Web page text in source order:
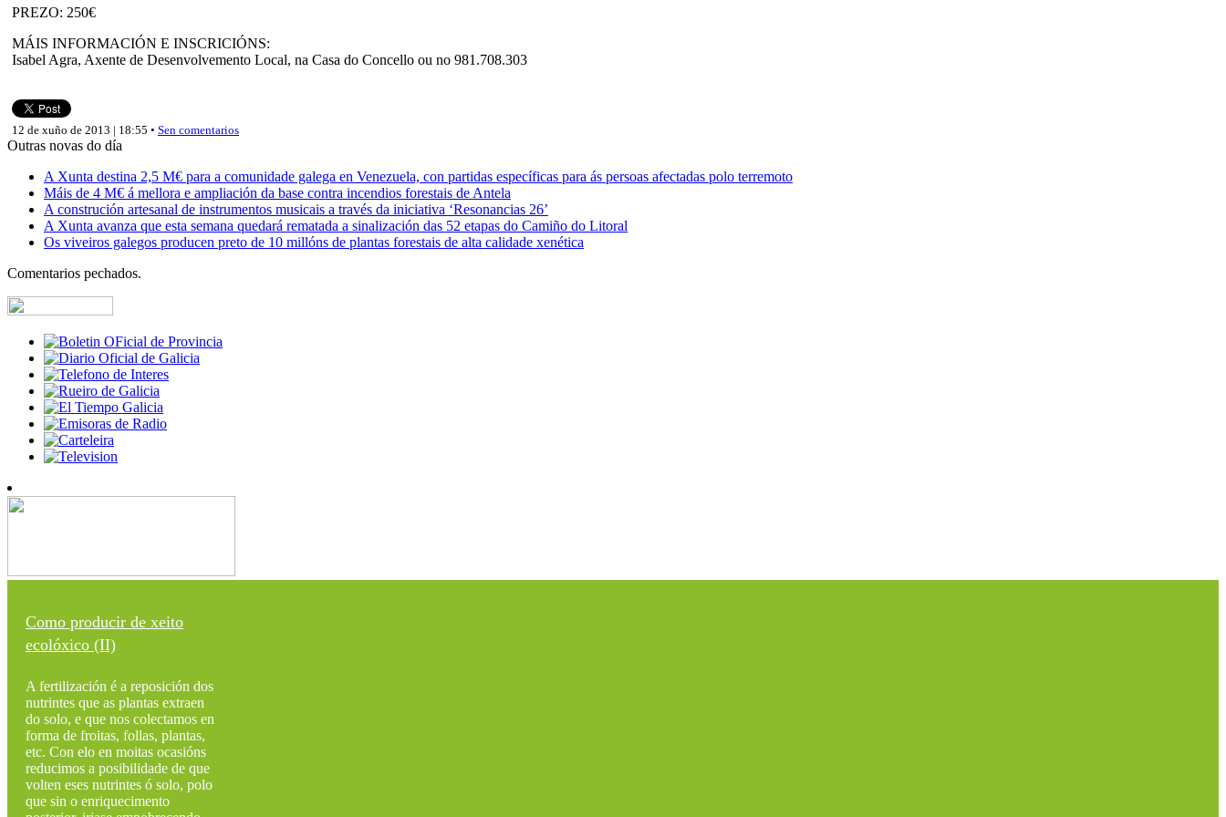
PREZO: 250€
MÁIS INFORMACIÓN E INSCRICIÓNS:
Isabel Agra, Axente de Desenvolvemento Local, na Casa do Concello ou no 981.708.303
12 de xuño de 2013 | 18:55 • Sen comentarios
Outras novas do día
A Xunta destina 2,5 M€ para a comunidade galega en Venezuela, con partidas específicas para ás persoas afectadas polo terremoto
Máis de 4 M€ á mellora e ampliación da base contra incendios forestais de Antela
A construción artesanal de instrumentos musicais a través da iniciativa ‘Resonancias 26’
A Xunta avanza que esta semana quedará rematada a sinalización das 52 etapas do Camiño do Litoral
Os viveiros galegos producen preto de 10 millóns de plantas forestais de alta calidade xenética
Comentarios pechados.
Como producir de xeito
ecolóxico (II)
A fertilización é a reposición dos
nutrintes que as plantas extraen
do solo, e que nos colectamos en
forma de froitas, follas, plantas,
etc. Con elo en moitas ocasións
reducimos a posibilidade de que
volten eses nutrintes ó solo, polo
que sin o enriquecimento